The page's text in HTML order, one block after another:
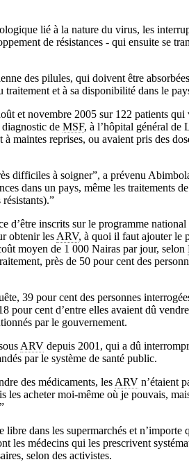
lié à la nature du virus, les
de résistances - qui ensuite se
des pilules, qui doivent être
traitement et à sa disponibilité dans le
et novembre 2005 sur 122 patients
diagnostic de MSF, à l’hôpital général de
maintes reprises, ou avaient pris des
difficiles à soigner”, a prévenu
dans un pays, même les traitements
d’être inscrits sur le programme
obtenir les ARV, à quoi il faut ajouter le
moyen de 1 000 Nairas par jour, selon
près de 50 pour cent des
39 pour cent des personnes
pour cent d’entre elles avaient dû
par le gouvernement.
ARV depuis 2001, qui a dû
par le système de santé public.
des médicaments, les ARV n’étaient
les acheter moi-même où je pouvais,
dans les supermarchés et n’importe
les médecins qui les prescrivent
selon des activistes.